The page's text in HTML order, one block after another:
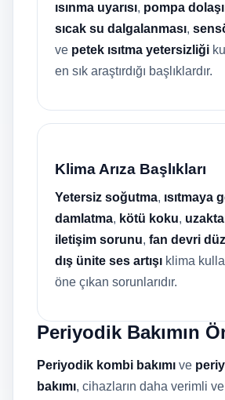
ısınma uyarısı, pompa
sıcak su dalgalanması,
ve petek ısıtma yetersizliği
en sık araştırdığı başlıklardır.
Klima Arıza Başlıkları
Yetersiz soğutma, ısıtmaya
damlatma, kötü koku,
iletişim sorunu, fan devri
dış ünite ses artışı klima
öne çıkan sorunlarıdır.
Periyodik Bakımın
Periyodik kombi bakımı ve
bakımı, cihazların daha verimli